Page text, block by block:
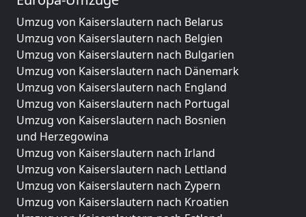
Umzug von Kaiserslautern nach Belarus
Umzug von Kaiserslautern nach Belgien
Umzug von Kaiserslautern nach Bulgarien
Umzug von Kaiserslautern nach Dänemark
Umzug von Kaiserslautern nach England
Umzug von Kaiserslautern nach Portugal
Umzug von Kaiserslautern nach Bosnien
und Herzegowina
Umzug von Kaiserslautern nach Irland
Umzug von Kaiserslautern nach Lettland
Umzug von Kaiserslautern nach Zypern
Umzug von Kaiserslautern nach Kroatien